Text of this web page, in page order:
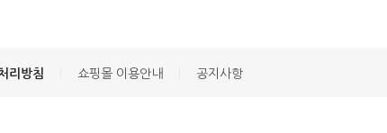
리방침 쇼핑몰 이용안내 공지사항